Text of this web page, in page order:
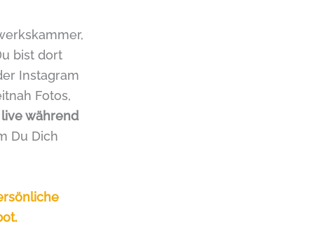
bist dort
Instagram
Fotos,
live während
Du Dich